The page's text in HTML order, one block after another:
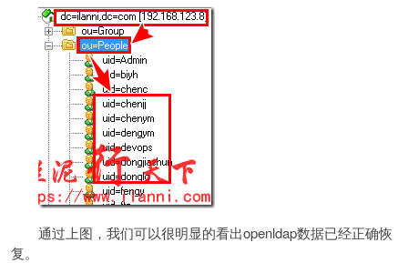
通过上图，我们可以很明显的看出openldap数据已经正确恢
复。